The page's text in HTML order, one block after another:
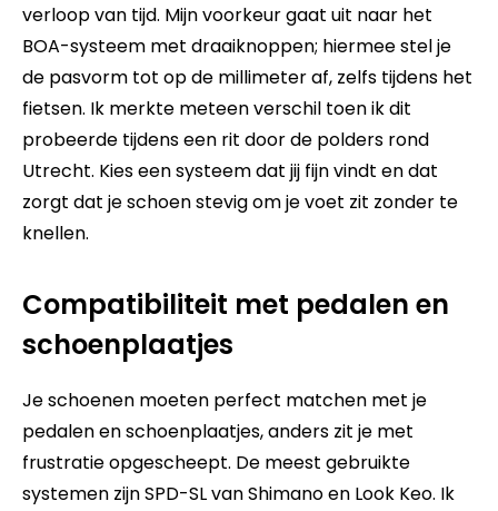
verloop van tijd. Mijn voorkeur gaat uit naar het
BOA-systeem met draaiknoppen; hiermee stel je
de pasvorm tot op de millimeter af, zelfs tijdens het
fietsen. Ik merkte meteen verschil toen ik dit
probeerde tijdens een rit door de polders rond
Utrecht. Kies een systeem dat jij fijn vindt en dat
zorgt dat je schoen stevig om je voet zit zonder te
knellen.
Compatibiliteit met pedalen en
schoenplaatjes
Je schoenen moeten perfect matchen met je
pedalen en schoenplaatjes, anders zit je met
frustratie opgescheept. De meest gebruikte
systemen zijn SPD-SL van Shimano en Look Keo. Ik